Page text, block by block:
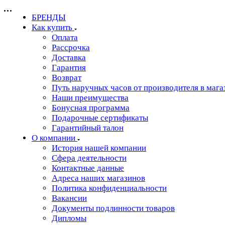
БРЕНДЫ
Как купить
Оплата
Рассрочка
Доставка
Гарантия
Возврат
Путь наручных часов от производителя в
Наши преимущества
Бонусная программа
Подарочные сертификаты
Гарантийный талон
О компании
История нашей компании
Сфера деятельности
Контактные данные
Адреса наших магазинов
Политика конфиденциальности
Вакансии
Документы подлинности товаров
Дипломы